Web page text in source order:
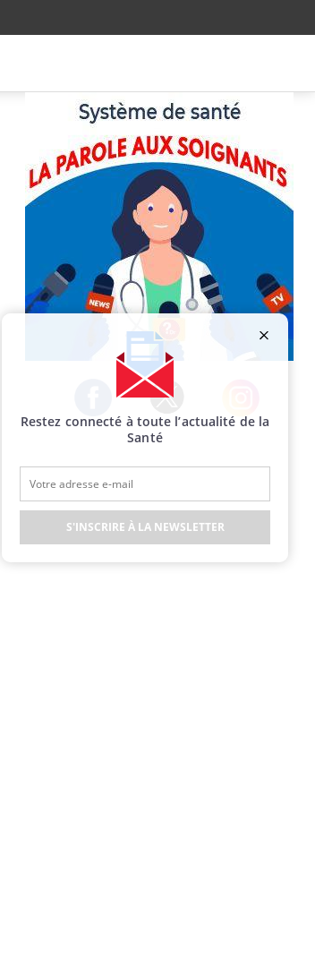
Facebook Twitter Instagram
Restez connecté à toute l’actualité de la
Santé
S'INSCRIRE À LA NEWSLETTER